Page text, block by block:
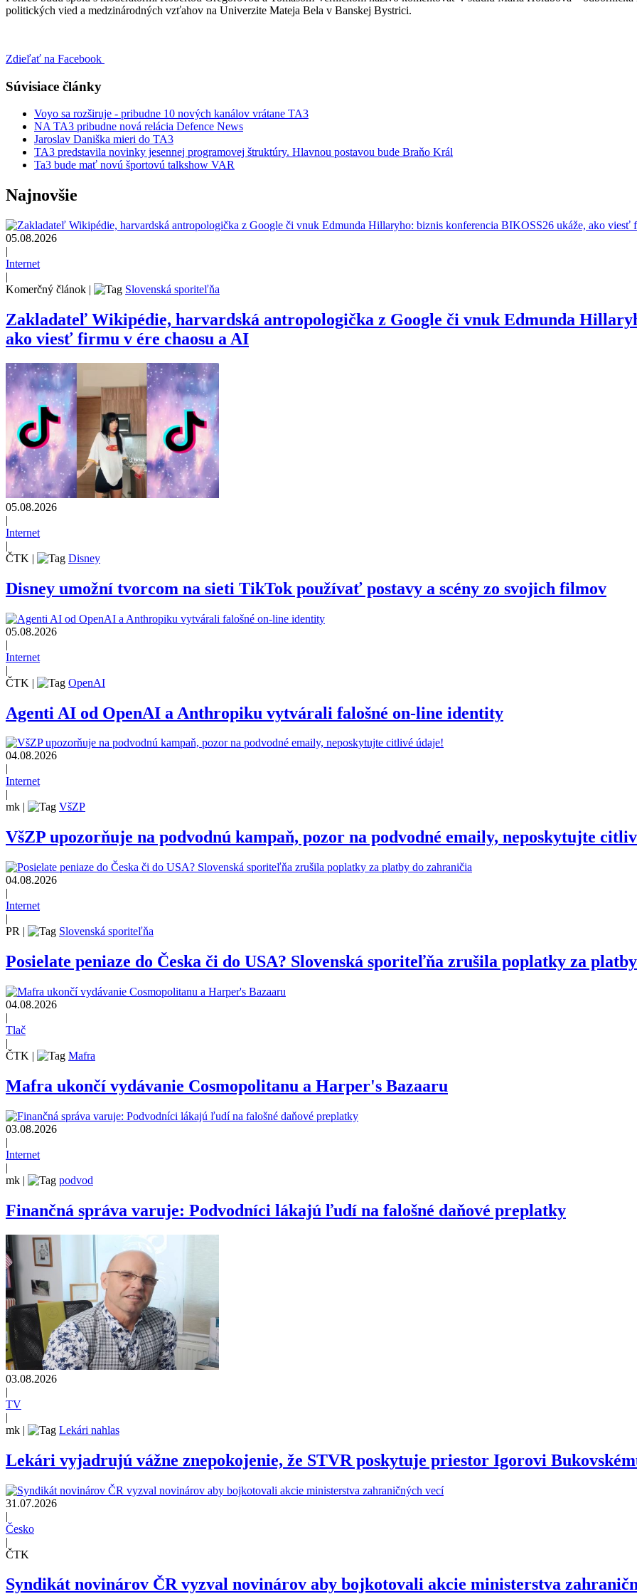
politických vied a medzinárodných vzťahov na Univerzite Mateja Bela v Banskej Bystrici.
Zdieľať na Facebook
Súvisiace články
Voyo sa rozširuje - pribudne 10 nových kanálov vrátane TA3
NA TA3 pribudne nová relácia Defence News
Jaroslav Daniška mieri do TA3
TA3 predstavila novinky jesennej programovej štruktúry. Hlavnou postavou bude Braňo Král
Ta3 bude mať novú športovú talkshow VAR
Najnovšie
05.08.2026
|
Internet
|
Komerčný článok | Slovenská sporiteľňa
Zakladateľ Wikipédie, harvardská antropologička z Google či vnuk Edmunda
ako viesť firmu v ére chaosu a AI
05.08.2026
|
Internet
|
ČTK | Disney
Disney umožní tvorcom na sieti TikTok používať postavy a scény zo svojich filmov
05.08.2026
|
Internet
|
ČTK | OpenAI
Agenti AI od OpenAI a Anthropiku vytvárali falošné on-line identity
04.08.2026
Internet
mk
VšZP
VšZP upozorňuje na podvodnú kampaň, pozor na podvodné emaily, neposkytujte
04.08.2026
|
Internet
|
PR | Slovenská sporiteľňa
Posielate peniaze do Česka či do USA? Slovenská sporiteľňa zrušila poplatky za
04.08.2026
|
Tlač
|
ČTK | Mafra
Mafra ukončí vydávanie Cosmopolitanu a Harper's Bazaaru
03.08.2026
|
Internet
|
mk | podvod
Finančná správa varuje: Podvodníci lákajú ľudí na falošné daňové preplatky
03.08.2026
|
TV
|
mk | Lekári nahlas
Lekári vyjadrujú vážne znepokojenie, že STVR poskytuje priestor Igorovi
31.07.2026
|
Česko
|
ČTK
Syndikát novinárov ČR vyzval novinárov aby bojkotovali akcie ministerstva